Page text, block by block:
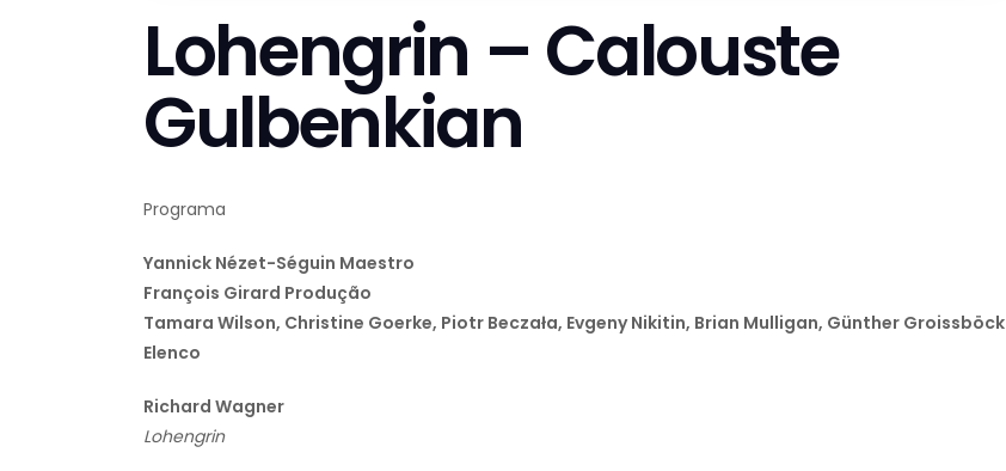
Lohengrin – Calouste
Gulbenkian
Programa
Yannick Nézet-Séguin Maestro
François Girard Produção
Tamara Wilson, Christine Goerke, Piotr Beczała, Evgeny Nikitin, Brian Mulligan, Günther Groissböck
Elenco
Richard Wagner
Lohengrin